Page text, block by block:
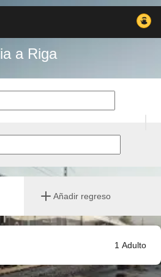
a Riga
Añadir regreso
1 Adulto